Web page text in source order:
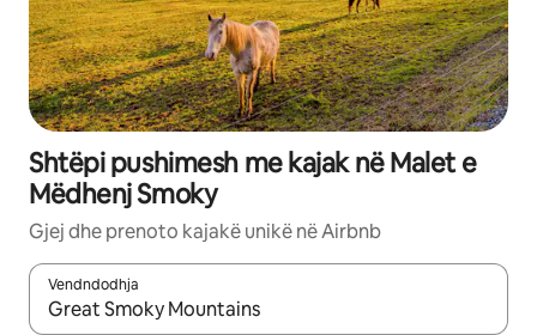
Shtëpi pushimesh me kajak në Malet e
Mëdhenj Smoky
Gjej dhe prenoto kajakë unikë në Airbnb
Vendndodhja
Kur rezultatet të jenë të disponueshme, lëviz me butonat e